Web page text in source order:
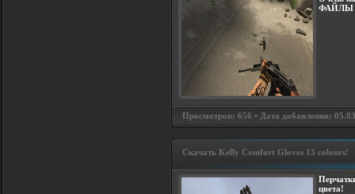
ФАЙЛЫ
Просмотров: 656 • Дата добавления:
Скачать Kelly Comfort Gloves 13 colours!
цвета!